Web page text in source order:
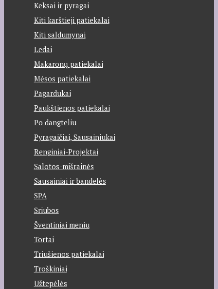
Keksai ir pyragai
Kiti karštieji patiekalai
Kiti saldumynai
Ledai
Makaronų patiekalai
Mėsos patiekalai
Pagardukai
Paukštienos patiekalai
Po dangteliu
Pyragaičiai, Sausainiukai
Renginiai-Projektai
Salotos-mišrainės
Sausainiai ir bandelės
SPA
Sriubos
Šventiniai meniu
Tortai
Triušienos patiekalai
Troškiniai
Užtepėlės